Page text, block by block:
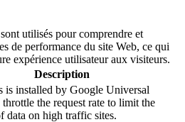
utilisés pour comprendre et
de performance du site Web, ce qui
expérience utilisateur aux visiteurs.
Description
is installed by Google Universal
the request rate to limit the
data on high traffic sites.